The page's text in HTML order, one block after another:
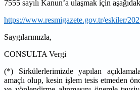
7555 sayılı Kanun’a ulaşmak için
https://www.resmigazete.gov.tr/eskiler/
Saygılarımızla,
CONSULTA Vergi
(*) Sirkülerlerimizde yapılan
amaçlı olup, kesin işlem tesis etmeden